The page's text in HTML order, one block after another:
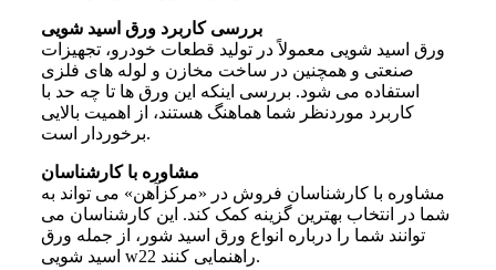
بررسی کاربرد ورق اسید شویی
ورق اسید شویی معمولاً در تولید قطعات خودرو، تجهیزات
صنعتی و همچنین در ساخت مخازن و لوله های فلزی
استفاده می شود. بررسی اینکه این ورق ها تا چه حد با
کاربرد موردنظر شما هماهنگ هستند، از اهمیت بالایی
برخوردار است.
مشاوره با کارشناسان
مشاوره با کارشناسان فروش در «مرکزآهن» می تواند به
شما در انتخاب بهترین گزینه کمک کند. این کارشناسان می
توانند شما را درباره انواع ورق اسید شور، از جمله ورق
اسید شویی w22 راهنمایی کنند.